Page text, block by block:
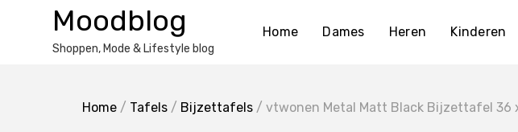
Moodblog
Shoppen, Mode & Lifestyle blog
Home Dames Heren Kinderen
Home / Tafels / Bijzettafels / vtwonen Metal Matt Black Bijzettafel 36